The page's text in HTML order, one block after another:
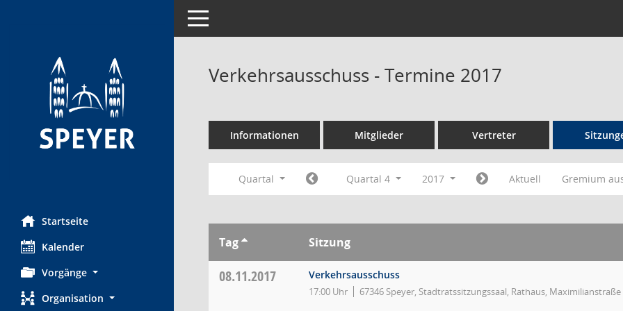
Startseite
Kalender
Vorgänge
Organisation
Toggle navigation
Verkehrsausschuss - Termine 2017
Informationen Mitglieder Vertreter
Quartal Quartal 4 2017 Aktuell Gremium
Tag Sitzung
08.11.2017 Verkehrsausschuss
17:00 Uhr 67346 Speyer, Stadtratssitzungssaal, Rathaus, Maximilianstraße